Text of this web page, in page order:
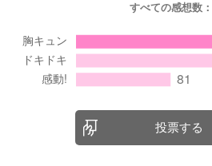
すべての感想数：
投票する